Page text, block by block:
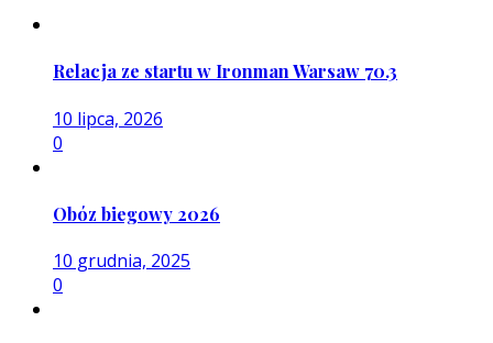
Relacja ze startu w Ironman Warsaw 70.3
10 lipca, 2026
0
Obóz biegowy 2026
10 grudnia, 2025
0